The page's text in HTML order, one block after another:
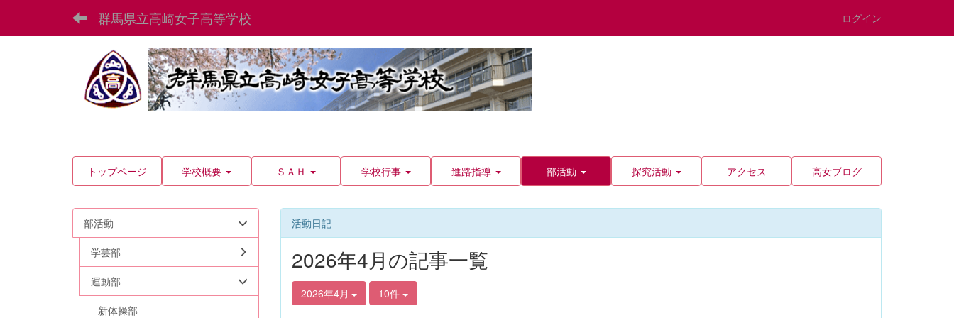
群馬県立高崎女子高等学校 ログイン
トップページ 学校概要 ＳＡＨ 学校行事 進路指導 部活動 探究活動 アクセス 高女ブログ
活動日記
2026年4月の記事一覧
2026年4月 10件
部活動
学芸部
運動部
新体操部